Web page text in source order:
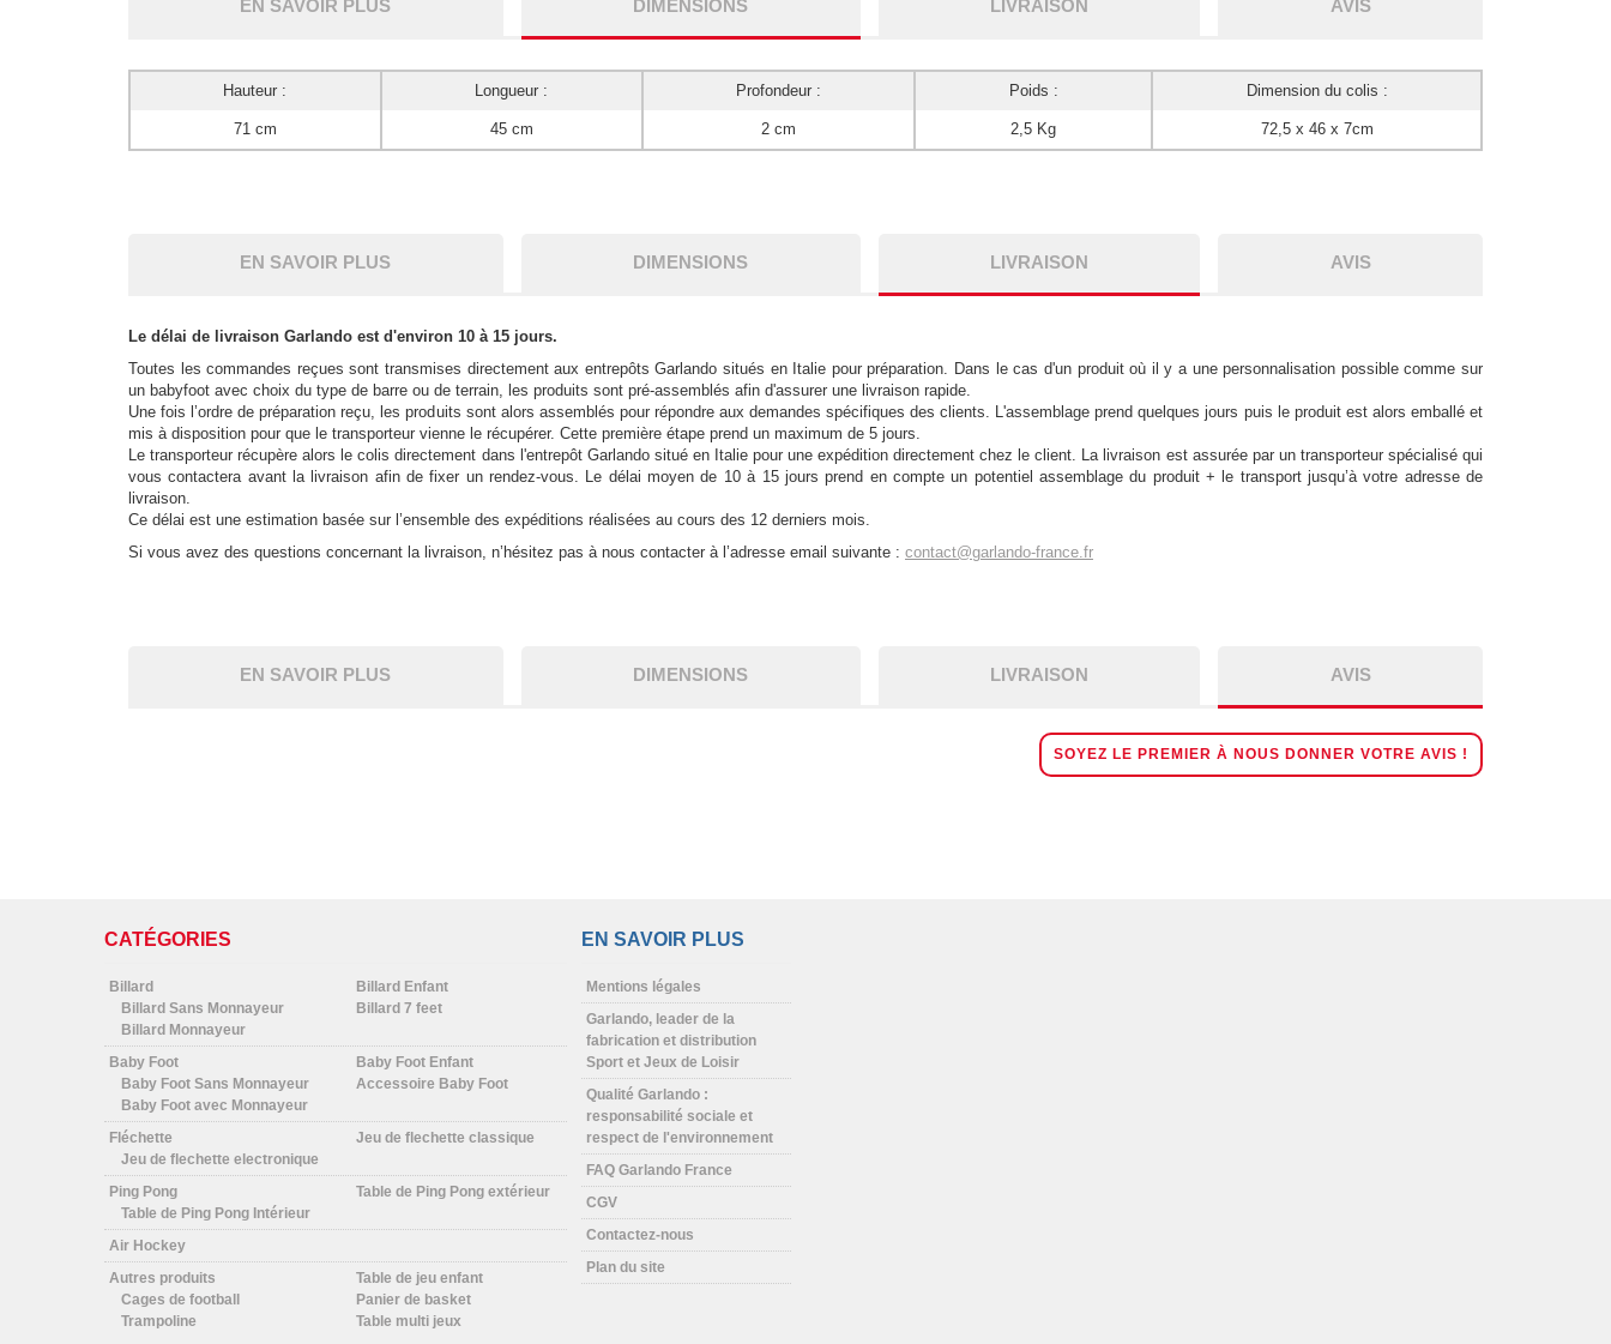
EN SAVOIR PLUS DIMENSIONS LIVRAISON AVIS
Hauteur :
71 cm
Longueur :
45 cm
Profondeur :
2 cm
Poids :
2,5 Kg
Dimension du colis :
72,5 x 46 x 7cm
EN SAVOIR PLUS DIMENSIONS LIVRAISON AVIS
Le délai de livraison Garlando est d'environ 10 à 15 jours.
Toutes les commandes reçues sont transmises directement aux entrepôts Garlando situés en Italie pour préparation. Dans le cas d'un produit où il y a une personnalisation possible comme sur
un babyfoot avec choix du type de barre ou de terrain, les produits sont pré-assemblés afin d'assurer une livraison rapide.
Une fois l’ordre de préparation reçu, les produits sont alors assemblés pour répondre aux demandes spécifiques des clients. L'assemblage prend quelques jours puis le produit est alors emballé et
mis à disposition pour que le transporteur vienne le récupérer. Cette première étape prend un maximum de 5 jours.
Le transporteur récupère alors le colis directement dans l'entrepôt Garlando situé en Italie pour une expédition directement chez le client. La livraison est assurée par un transporteur spécialisé qui
vous contactera avant la livraison afin de fixer un rendez-vous. Le délai moyen de 10 à 15 jours prend en compte un potentiel assemblage du produit + le transport jusqu’à votre adresse de
livraison.
Ce délai est une estimation basée sur l’ensemble des expéditions réalisées au cours des 12 derniers mois.
Si vous avez des questions concernant la livraison, n’hésitez pas à nous contacter à l’adresse email suivante : contact@garlando-france.fr
EN SAVOIR PLUS DIMENSIONS LIVRAISON AVIS
SOYEZ LE PREMIER À NOUS DONNER VOTRE AVIS !
CATÉGORIES
Billard
Billard Sans Monnayeur
Billard Monnayeur
Billard Enfant
Billard 7 feet
Baby Foot
Baby Foot Sans Monnayeur
Baby Foot avec Monnayeur
Baby Foot Enfant
Accessoire Baby Foot
Fléchette
Jeu de flechette electronique
Jeu de flechette classique
Ping Pong
Table de Ping Pong Intérieur
Table de Ping Pong extérieur
Air Hockey
Autres produits
Cages de football
Trampoline
Table de jeu enfant
Panier de basket
Table multi jeux
EN SAVOIR PLUS
Mentions légales
Garlando, leader de la
fabrication et distribution
Sport et Jeux de Loisir
Qualité Garlando :
responsabilité sociale et
respect de l'environnement
FAQ Garlando France
CGV
Contactez-nous
Plan du site